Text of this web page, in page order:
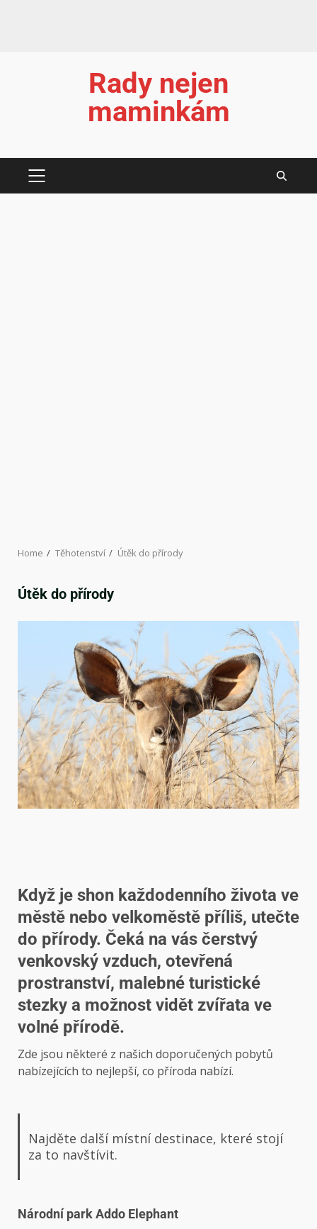
Rady nejen
maminkám
Home Těhotenství Útěk do přírody
Útěk do přírody
Když je shon každodenního života ve
městě nebo velkoměstě příliš, utečte
do přírody. Čeká na vás čerstvý
venkovský vzduch, otevřená
prostranství, malebné turistické
stezky a možnost vidět zvířata ve
volné přírodě.
Zde jsou některé z našich doporučených pobytů
nabízejících to nejlepší, co příroda nabízí.
Najděte další místní destinace, které stojí
za to navštívit.
Národní park Addo Elephant